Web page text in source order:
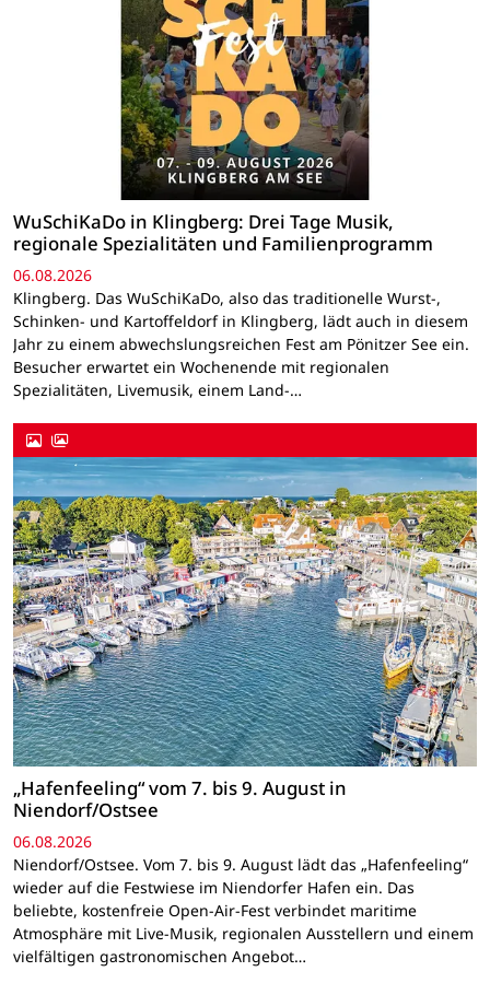
WuSchiKaDo in Klingberg: Drei Tage Musik,
regionale Spezialitäten und Familienprogramm
06.08.2026
Klingberg. Das WuSchiKaDo, also das traditionelle Wurst-,
Schinken- und Kartoffeldorf in Klingberg, lädt auch in diesem
Jahr zu einem abwechslungsreichen Fest am Pönitzer See ein.
Besucher erwartet ein Wochenende mit regionalen
Spezialitäten, Livemusik, einem Land-…
„Hafenfeeling“ vom 7. bis 9. August in
Niendorf/Ostsee
06.08.2026
Niendorf/Ostsee. Vom 7. bis 9. August lädt das „Hafenfeeling“
wieder auf die Festwiese im Niendorfer Hafen ein. Das
beliebte, kostenfreie Open-Air-Fest verbindet maritime
Atmosphäre mit Live-Musik, regionalen Ausstellern und einem
vielfältigen gastronomischen Angebot…